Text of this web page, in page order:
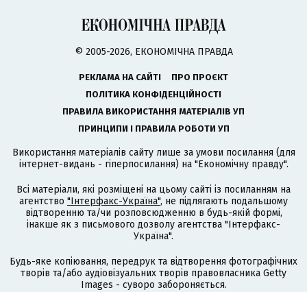
© 2005-2026, ЕКОНОМІЧНА ПРАВДА
РЕКЛАМА НА САЙТІ
ПРО ПРОЄКТ
ПОЛІТИКА КОНФІДЕНЦІЙНОСТІ
ПРАВИЛА ВИКОРИСТАННЯ МАТЕРІАЛІВ УП
ПРИНЦИПИ І ПРАВИЛА РОБОТИ УП
Використання матеріалів сайту лише за умови посилання (для
інтернет-видань - гіперпосилання) на "Економічну правду".
Всі матеріали, які розміщені на цьому сайті із посиланням на
агентство "Інтерфакс-Україна", не підлягають подальшому
відтворенню та/чи розповсюдженню в будь-якій формі,
інакше як з письмового дозволу агентства "Інтерфакс-
Україна".
Будь-яке копіювання, передрук та відтворення фотографічних
творів та/або аудіовізуальних творів правовласника Getty
Images - суворо забороняється.